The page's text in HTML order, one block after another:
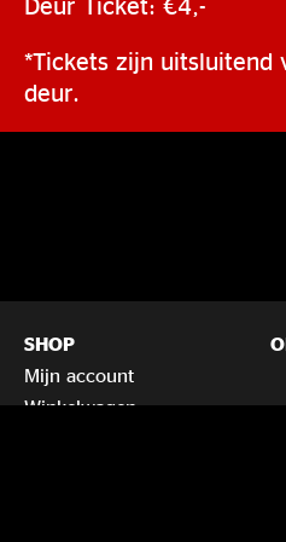
*Tickets zijn uitsluitend
deur.
SHOP
Mijn account
Winkelwagen